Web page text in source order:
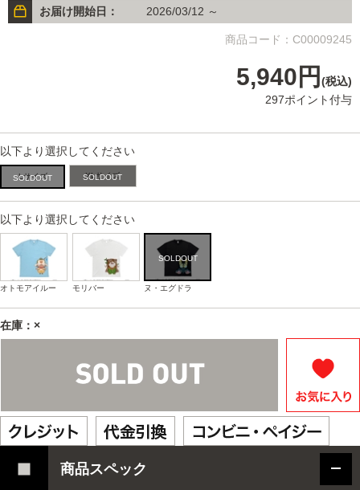
お届け開始日： 2026/03/12 ～
商品コード：C00009245
5,940円 (税込)
297ポイント付与
以下より選択してください
Lサイズ XLサイズ
以下より選択してください
オトモアイルー モリバー ヌ・エグドラ
在庫：×
商品スペック